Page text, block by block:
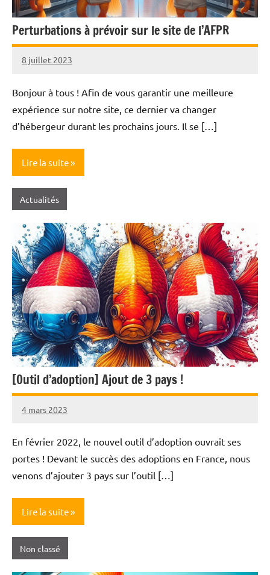
Perturbations à prévoir sur le site de l’AFPR
8 juillet 2023
Nicolas
Bonjour à tous ! Afin de vous garantir une meilleure
expérience sur notre site, ce dernier va changer
d’hébergeur durant les prochains jours. Il se […]
Lire la suite
Actualités
[Outil d’adoption] Ajout de 3 pays !
4 mars 2023
Nicolas
En février 2022, le nouvel outil d’adoption ouvrait ses
portes ! Devant le succès des adoptions en France, nous
venons d’ajouter 3 pays sur l’outil […]
Lire la suite
Non classé